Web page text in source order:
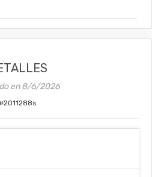
en8/6/2026
2011288s